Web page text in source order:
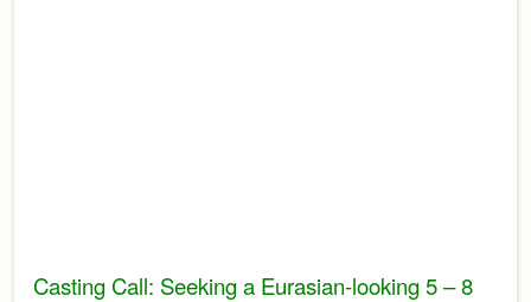
Casting Call: Seeking a Eurasian-looking 5 – 8